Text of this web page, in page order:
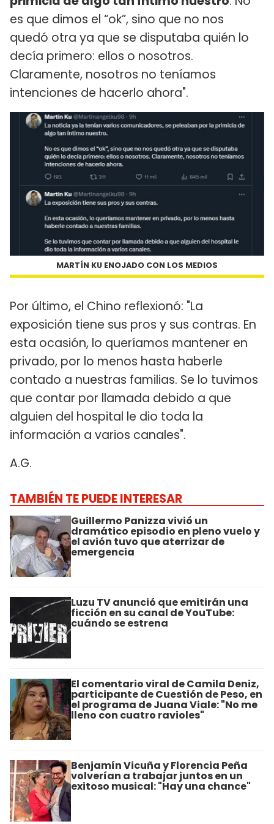
es que dimos el “ok”, sino que no nos
quedó otra ya que se disputaba quién lo
decía primero: ellos o nosotros.
Claramente, nosotros no teníamos
intenciones de hacerlo ahora".
MARTÍN KU ENOJADO CON LOS MEDIOS
Por último, el Chino reflexionó: "La
exposición tiene sus pros y sus contras. En
esta ocasión, lo queríamos mantener en
privado, por lo menos hasta haberle
contado a nuestras familias. Se lo tuvimos
que contar por llamada debido a que
alguien del hospital le dio toda la
información a varios canales".
A.G.
TAMBIÉN TE PUEDE INTERESAR
Guillermo Panizza vivió un
dramático episodio en pleno vuelo y
el avión tuvo que aterrizar de
emergencia
Luzu TV anunció que emitirán una
ficción en su canal de YouTube:
cuándo se estrena
El comentario viral de Camila Deniz,
participante de Cuestión de Peso, en
el programa de Juana Viale: "No me
lleno con cuatro ravioles"
Benjamín Vicuña y Florencia Peña
volverían a trabajar juntos en un
exitoso musical: "Hay una chance"